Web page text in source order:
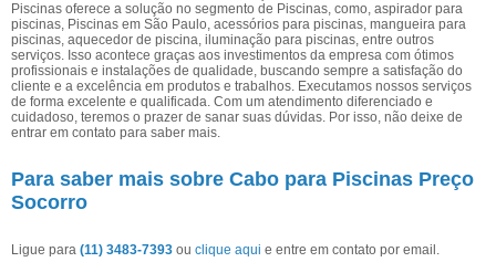
Piscinas oferece a solução no segmento de Piscinas, como, aspirador para
piscinas, Piscinas em São Paulo, acessórios para piscinas, mangueira para
piscinas, aquecedor de piscina, iluminação para piscinas, entre outros
serviços. Isso acontece graças aos investimentos da empresa com ótimos
profissionais e instalações de qualidade, buscando sempre a satisfação do
cliente e a excelência em produtos e trabalhos. Executamos nossos serviços
de forma excelente e qualificada. Com um atendimento diferenciado e
cuidadoso, teremos o prazer de sanar suas dúvidas. Por isso, não deixe de
entrar em contato para saber mais.
Para saber mais sobre Cabo para Piscinas Preço
Socorro
Ligue para (11) 3483-7393 ou clique aqui e entre em contato por email.